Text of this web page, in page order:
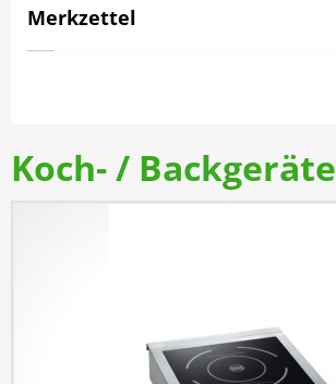
Merkzettel
Koch- / Backgeräte